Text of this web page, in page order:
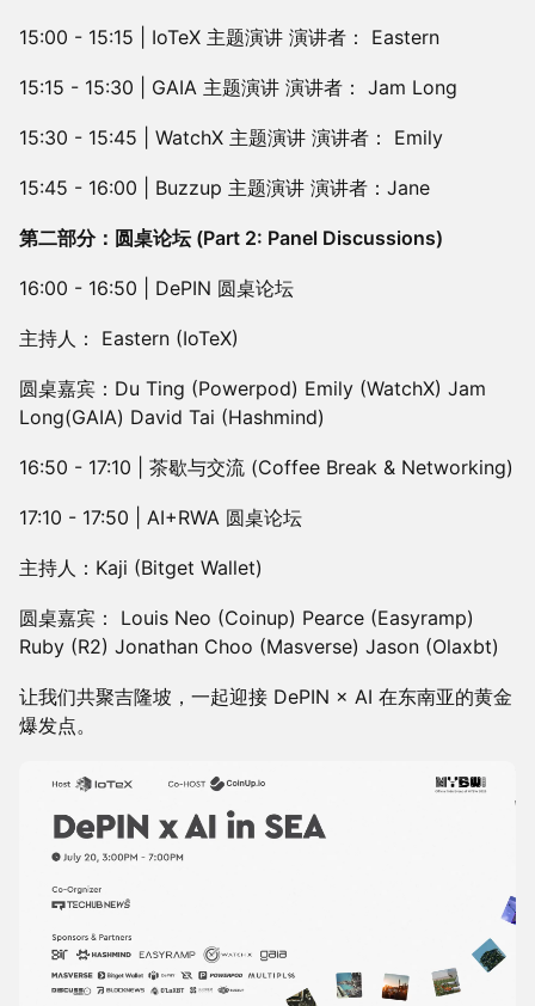
15:00 - 15:15 | IoTeX 主题演讲 演讲者： Eastern
15:15 - 15:30 | GAIA 主题演讲 演讲者： Jam Long
15:30 - 15:45 | WatchX 主题演讲 演讲者： Emily
15:45 - 16:00 | Buzzup 主题演讲 演讲者：Jane
第二部分：圆桌论坛 (Part 2: Panel Discussions)
16:00 - 16:50 | DePIN 圆桌论坛
主持人： Eastern (IoTeX)
圆桌嘉宾：Du Ting (Powerpod) Emily (WatchX) Jam
Long(GAIA) David Tai (Hashmind)
16:50 - 17:10 | 茶歇与交流 (Coffee Break & Networking)
17:10 - 17:50 | AI+RWA 圆桌论坛
主持人：Kaji (Bitget Wallet)
圆桌嘉宾： Louis Neo (Coinup) Pearce (Easyramp)
Ruby (R2) Jonathan Choo (Masverse) Jason (Olaxbt)
让我们共聚吉隆坡，一起迎接 DePIN × AI 在东南亚的黄金
爆发点。